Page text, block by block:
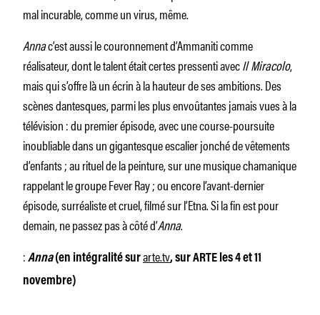
mal incurable, comme un virus, même.
Annac’est aussi le couronnement d’Ammaniti comme
réalisateur, dont le talent était certes pressenti avecIl Miracolo,
mais qui s’offre là un écrin à la hauteur de ses ambitions. Des
scènes dantesques, parmi les plus envoûtantes jamais vues à la
télévision : du premier épisode, avec une course-poursuite
inoubliable dans un gigantesque escalier jonché de vêtements
d’enfants ; au rituel de la peinture, sur une musique chamanique
rappelant le groupe Fever Ray ; ou encore l’avant-dernier
épisode, surréaliste et cruel, filmé sur l’Etna. Si la fin est pour
demain, ne passez pas à côté d’Anna.
: Anna(en intégralité surarte.tv, sur ARTE les 4 et 11
novembre)